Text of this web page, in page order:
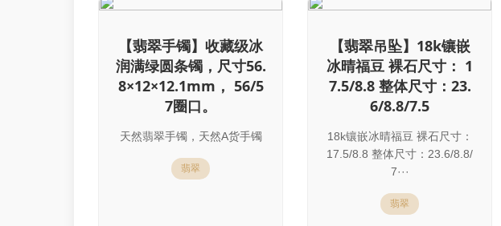
【翡翠手镯】收藏级冰
润满绿圆条镯，尺寸56.
8×12×12.1mm， 56/5
7圈口。
天然翡翠手镯，天然A货手镯
翡翠
【翡翠吊坠】18k镶嵌
冰晴福豆 裸石尺寸： 1
7.5/8.8 整体尺寸：23.
6/8.8/7.5
18k镶嵌冰晴福豆 裸石尺寸：
17.5/8.8 整体尺寸：23.6/8.8/
7···
翡翠